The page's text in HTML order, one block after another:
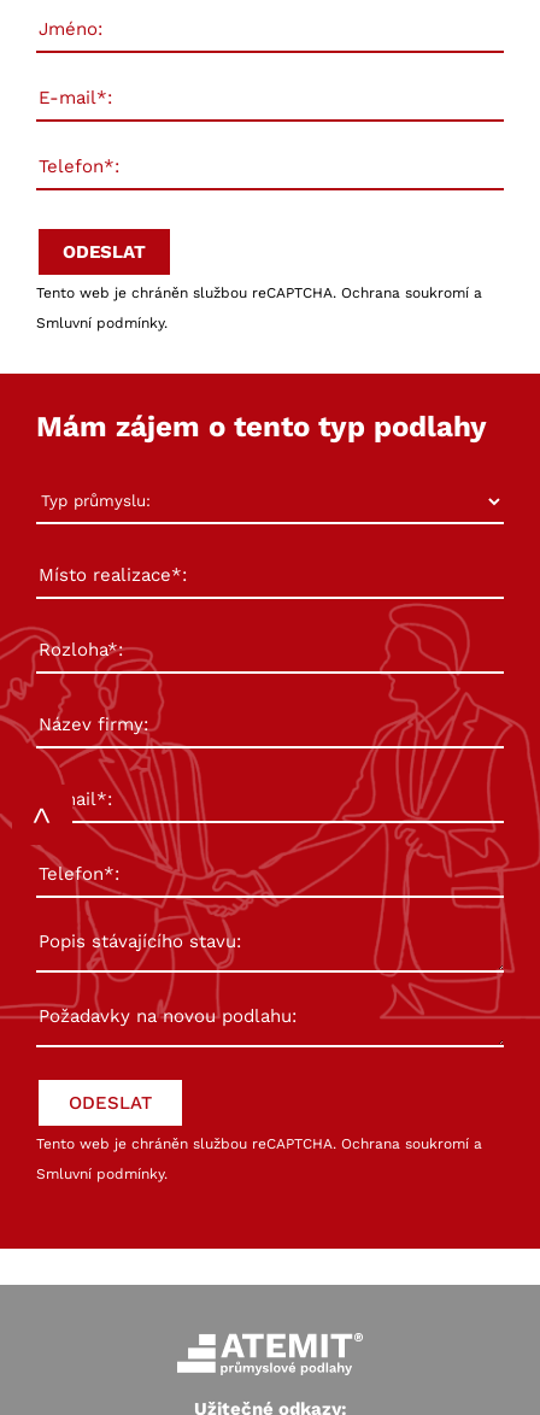
Tento web je chráněn službou reCAPTCHA. Ochrana soukromí a
Smluvní podmínky.
Mám zájem o tento typ podlahy
Tento web je chráněn službou reCAPTCHA. Ochrana soukromí a
Smluvní podmínky.
Užitečné odkazy: